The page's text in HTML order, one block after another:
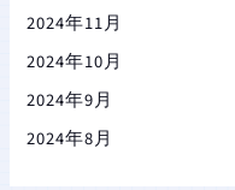
2024年11月
2024年10月
2024年9月
2024年8月